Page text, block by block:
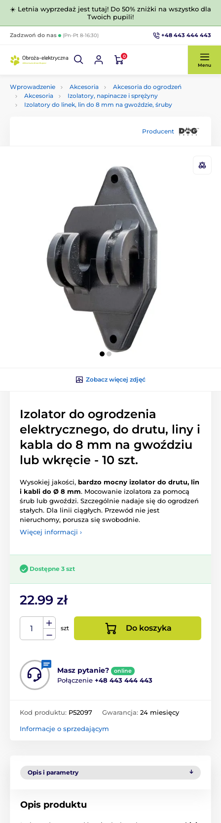
☀️ Letnia wyprzedaż jest tutaj! Do 50% zniżki na wszystko dla
Twoich pupili!
Zadzwoń do nas (Pn-Pt 8-16:30) +48 443 444 443
0
Menu
Wprowadzenie Akcesoria
Akcesoria do ogrodzeń
Akcesoria
Izolatory, napinacze i sprężyny
Izolatory do linek, lin do 8 mm na gwoździe, śruby
Producent
Zobacz więcej zdjęć
Izolator do ogrodzenia
elektrycznego, do drutu, liny i
kabla do 8 mm na gwoździu
lub wkręcie - 10 szt.
Wysokiej jakości, bardzo mocny izolator do drutu, lin
i kabli do Ø 8 mm. Mocowanie izolatora za pomocą
śrub lub gwoździ. Szczególnie nadaje się do ogrodzeń
stałych. Dla linii ciągłych. Przewód nie jest
nieruchomy, porusza się swobodnie.
Więcej informacji ›
Dostępne 3 szt
22.99 zł
szt Do koszyka
Masz pytanie? online
Połączenie +48 443 444 443
Kod produktu: P52097 Gwarancja: 24 miesięcy
Informacje o sprzedającym
Opis i parametry
Opis produktu